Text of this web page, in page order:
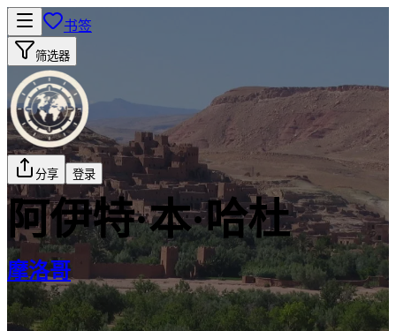
书签
筛选器
分享 登录
阿伊特·本·哈杜
摩洛哥